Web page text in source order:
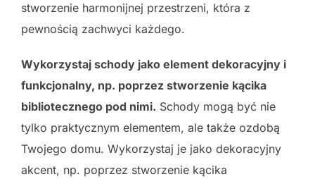
stworzenie harmonijnej przestrzeni, która z
pewnością zachwyci każdego.
Wykorzystaj schody jako element dekoracyjny i
funkcjonalny, np. poprzez stworzenie kącika
bibliotecznego pod nimi. Schody mogą być nie
tylko praktycznym elementem, ale także ozdobą
Twojego domu. Wykorzystaj je jako dekoracyjny
akcent, np. poprzez stworzenie kącika